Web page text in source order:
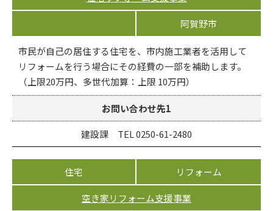
阿賀野市
市民が自己の居住する住宅を、市内施工業者を活用して
リフォームを行う場合にその経費の一部を補助します。
（上限20万円、多世代加算：上限 10万円）
お問い合わせ先1
建設課 TEL 0250-61-2480
住宅 リフォーム
空き家リフォーム支援事業